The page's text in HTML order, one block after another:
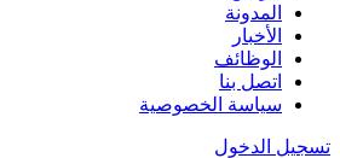
المدونة
الأخبار
الوظائف
اتصل بنا
سياسة الخصوصية
تسجيل الدخول